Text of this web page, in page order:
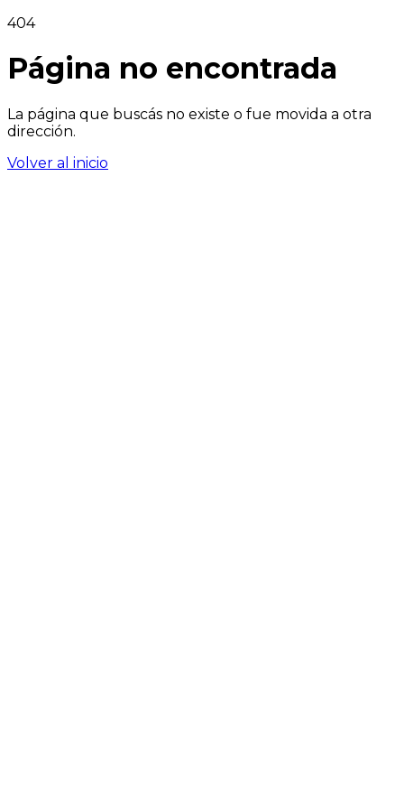
404
Página no encontrada
La página que buscás no existe o fue movida a otra
dirección.
Volver al inicio